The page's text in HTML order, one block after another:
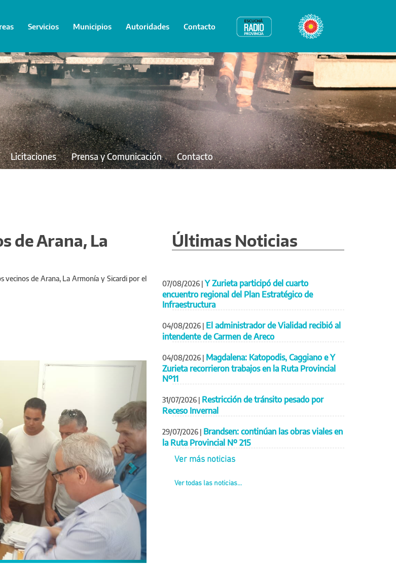
Servicios Municipios Autoridades Contacto Radio Provincia Bicentenario
Licitaciones Prensa y Comunicación Contacto
de Arana, La
vecinos de Arana, La Armonía y Sicardi por el
Siguiente
Últimas Noticias
07/08/2026 | Y Zurieta participó del cuarto
encuentro regional del Plan Estratégico de
Infraestructura
04/08/2026 | El administrador de Vialidad recibió al
intendente de Carmen de Areco
04/08/2026 | Magdalena: Katopodis, Caggiano e Y
Zurieta recorrieron trabajos en la Ruta Provincial
Nº11
31/07/2026 | Restricción de tránsito pesado por
Receso Invernal
29/07/2026 | Brandsen: continúan las obras viales en
la Ruta Provincial Nº 215
Ver más noticias
Ver todas las noticias...